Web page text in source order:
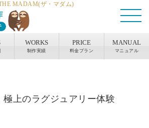
MADAM(ザ・マダム)
WORKS
制作実績
PRICE
料金プラン
MANUAL
マニュアル
上のラグジュアリー体験